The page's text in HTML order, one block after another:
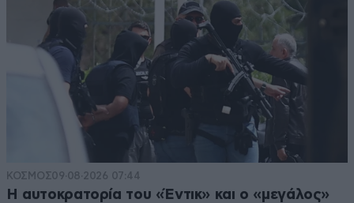
ΚΟΣΜΟΣ09·08·2026 07:44
Η αυτοκρατορία του «Έντικ» και ο «μεγάλος»